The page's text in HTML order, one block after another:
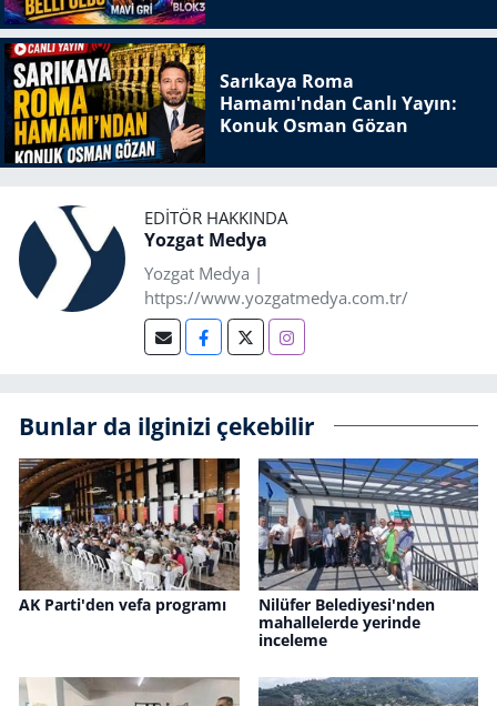
Sarıkaya Roma
Hamamı'ndan Canlı Yayın:
Konuk Osman Gözan
EDITÖR HAKKINDA
Yozgat Medya
Yozgat Medya |
https://www.yozgatmedya.com.tr/
Bunlar da ilginizi çekebilir
AK Parti'den vefa programı
Nilüfer Belediyesi'nden
mahallelerde yerinde
inceleme